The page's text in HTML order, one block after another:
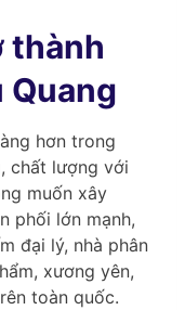
thành
Quang
hơn trong
chất lượng với
muốn xây
phối lớn mạnh,
đại lý, nhà phân
xương yên,
toàn quốc.